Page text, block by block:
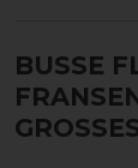
BUSSE